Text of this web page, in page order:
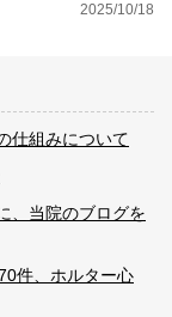
2025/10/18
仕組みについて
、当院のブログを
件、ホルター心